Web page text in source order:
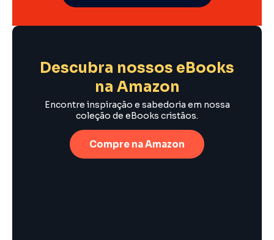
Descubra nossos eBooks
na Amazon
Encontre inspiração e sabedoria em nossa
coleção de eBooks cristãos.
Compre na Amazon